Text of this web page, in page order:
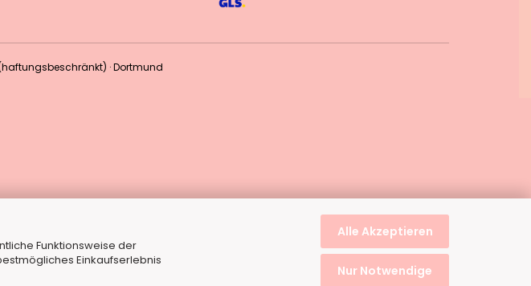
Funktionsweise der
Einkaufserlebnis
Alle Akzeptieren
Nur Notwendige
· Dortmund